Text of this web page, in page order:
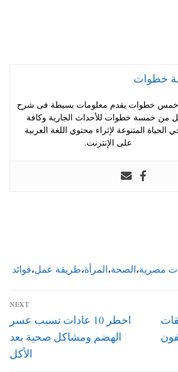
خطوات
خمس خطوات يقدم معلومات بسيطة فى شرح
من خمسة خطوات للأحداث الجارية وكافة
الحياة المتنوعة لإثراء محتوي اللغة العربية
على الإنترنت.
مصرية،الصحة،المرأة،طريقة عمل،فوائد
NEXT
Next
post:
اخطر 10 عادات تسبب عسر
الهضم ومشاكل صحية بعد
الأكل